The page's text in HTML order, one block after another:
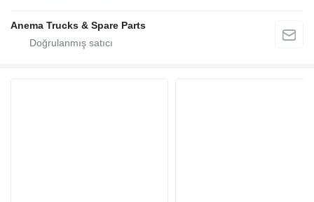
Anema Trucks & Spare Parts